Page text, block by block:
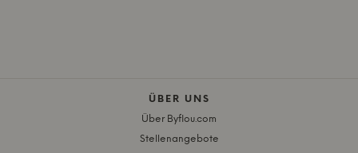
ÜBER UNS
Über Byflou.com
Stellenangebote